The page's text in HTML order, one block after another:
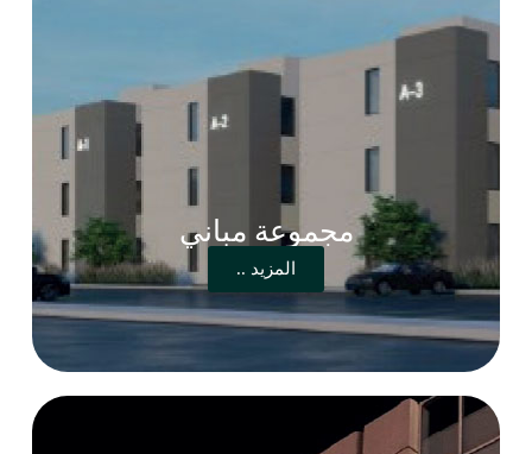
مجموعة مباني
المزيد ..